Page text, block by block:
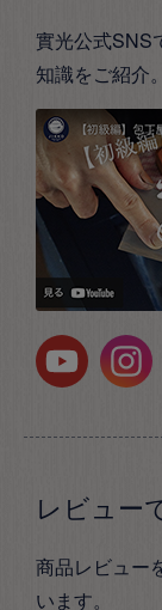
實光公式SNS
知識をご紹介。
レビュー
商品レビュー
います。